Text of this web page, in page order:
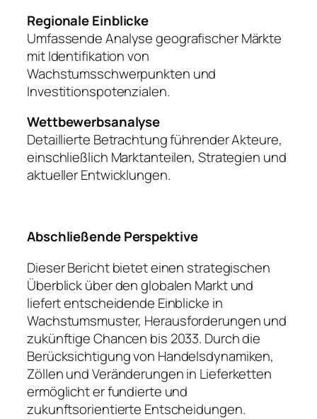
Regionale Einblicke
Umfassende Analyse geografischer Märkte
mit Identifikation von
Wachstumsschwerpunkten und
Investitionspotenzialen.
Wettbewerbsanalyse
Detaillierte Betrachtung führender Akteure,
einschließlich Marktanteilen, Strategien und
aktueller Entwicklungen.
Abschließende Perspektive
Dieser Bericht bietet einen strategischen
Überblick über den globalen Markt und
liefert entscheidende Einblicke in
Wachstumsmuster, Herausforderungen und
zukünftige Chancen bis 2033. Durch die
Berücksichtigung von Handelsdynamiken,
Zöllen und Veränderungen in Lieferketten
ermöglicht er fundierte und
zukunftsorientierte Entscheidungen.